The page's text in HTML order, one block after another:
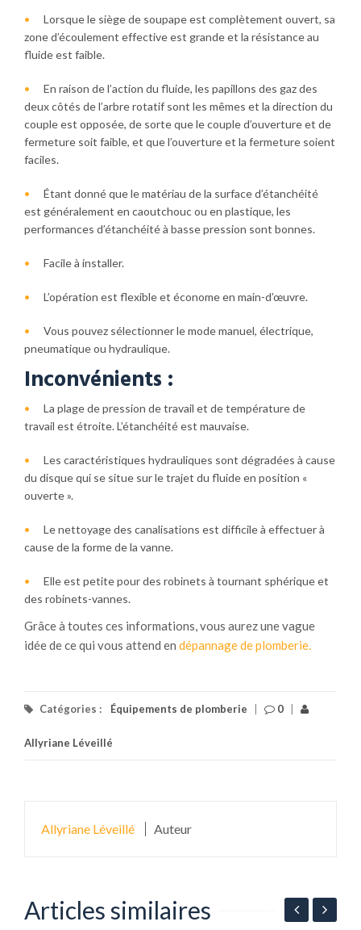
Lorsque le siège de soupape est complètement ouvert, sa
zone d’écoulement effective est grande et la résistance au
fluide est faible.
En raison de l’action du fluide, les papillons des gaz des
deux côtés de l’arbre rotatif sont les mêmes et la direction du
couple est opposée, de sorte que le couple d’ouverture et de
fermeture soit faible, et que l’ouverture et la fermeture soient
faciles.
Étant donné que le matériau de la surface d’étanchéité
est généralement en caoutchouc ou en plastique, les
performances d’étanchéité à basse pression sont bonnes.
Facile à installer.
L’opération est flexible et économe en main-d’œuvre.
Vous pouvez sélectionner le mode manuel, électrique,
pneumatique ou hydraulique.
Inconvénients :
La plage de pression de travail et de température de
travail est étroite.L’étanchéité est mauvaise.
Les caractéristiques hydrauliques sont dégradées à cause
du disque qui se situe sur le trajet du fluide en position «
ouverte ».
Le nettoyage des canalisations est difficile à effectuer à
cause de la forme de la vanne.
Elle est petite pour des robinets à tournant sphérique et
des robinets-vannes.
Grâce à toutes ces informations, vous aurez une vague
idée de ce qui vous attend en dépannage de plomberie.
Catégories : Équipements de plomberie 0
Allyriane Léveillé
Allyriane Léveillé Auteur
Articles similaires